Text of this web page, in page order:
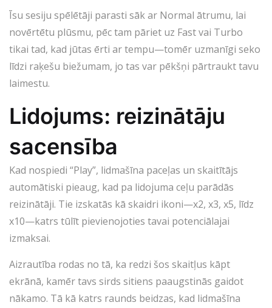
Īsu sesiju spēlētāji parasti sāk ar Normal ātrumu, lai
novērtētu plūsmu, pēc tam pāriet uz Fast vai Turbo
tikai tad, kad jūtas ērti ar tempu—tomēr uzmanīgi seko
līdzi raķešu biežumam, jo tas var pēkšņi pārtraukt tavu
laimestu.
Lidojums: reizinātāju
sacensība
Kad nospiedi “Play”, lidmašīna paceļas un skaitītājs
automātiski pieaug, kad pa lidojuma ceļu parādās
reizinātāji. Tie izskatās kā skaidri ikoni—x2, x3, x5, līdz
x10—katrs tūlīt pievienojoties tavai potenciālajai
izmaksai.
Aizrautība rodas no tā, ka redzi šos skaitļus kāpt
ekrānā, kamēr tavs sirds sitiens paaugstinās gaidot
nākamo. Tā kā katrs raunds beidzas, kad lidmašīna